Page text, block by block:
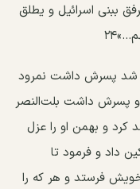
ببنی‌ اسرائیل و یطلق
شد پسرش داشت نمرود
پسرش داشت بلت‌النصر
کرد و بهمن او را عزل
داد و فرمود تا
خویش فرستد و هر که را